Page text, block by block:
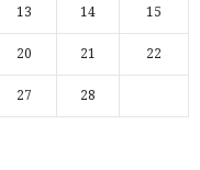
13 14 15
20 21 22
27 28